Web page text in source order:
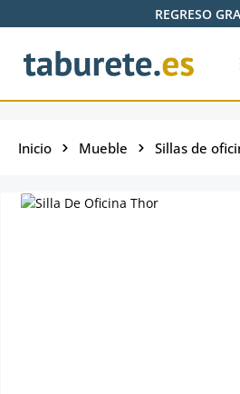
Saltar al contenido principalREGRESO
Inicio Mueble Sillas de